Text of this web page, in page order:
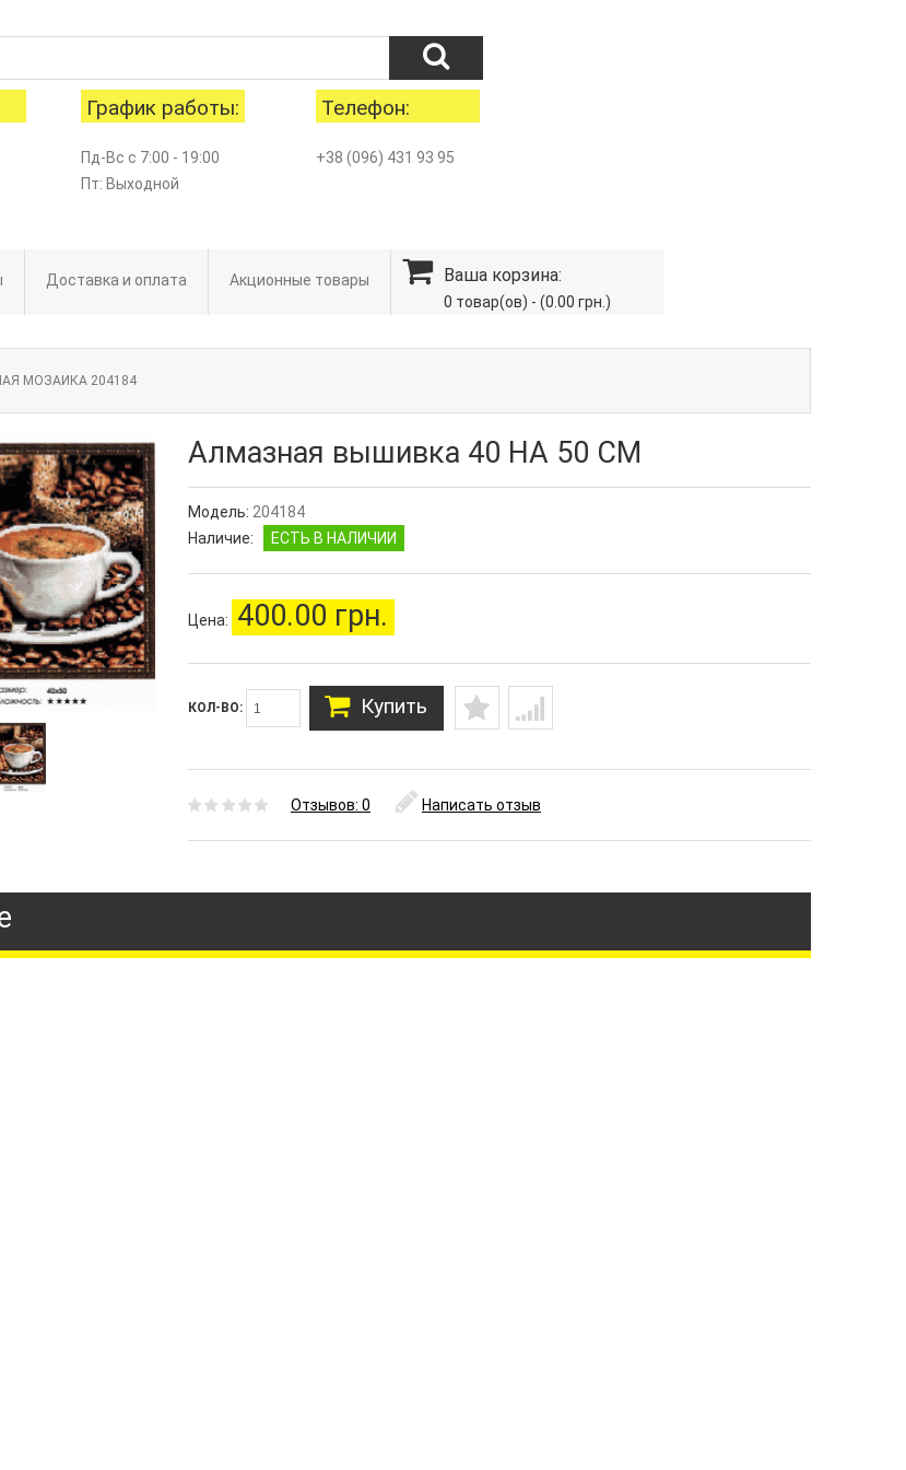
График работы:
Пд-Вс с 7:00 - 19:00
Пт: Выходной
Телефон:
+38 (096) 431 93 95
Доставка и оплата Акционные товары Ваша корзина:
0 товар(ов) - (0.00 грн.)
МОЗАИКА 204184
Алмазная вышивка 40 НА 50 СМ
Модель: 204184
Наличие:
ЕСТЬ В НАЛИЧИИ
Цена: 400.00 грн.
КОЛ-ВО: Купить
Отзывов: 0 Написать отзыв